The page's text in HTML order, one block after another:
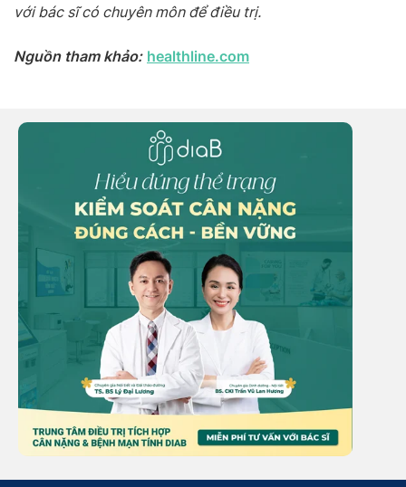
với bác sĩ có chuyên môn để điều trị.
Nguồn tham khảo: healthline.com